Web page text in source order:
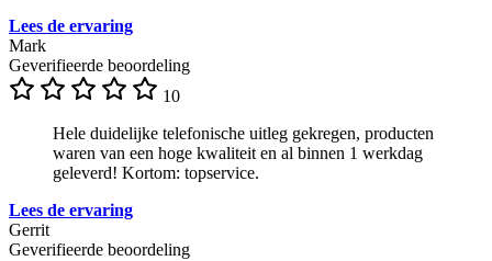
Lees de ervaring
Mark
Geverifieerde beoordeling
10
Hele duidelijke telefonische uitleg gekregen, producten
waren van een hoge kwaliteit en al binnen 1 werkdag
geleverd! Kortom: topservice.
Lees de ervaring
Gerrit
Geverifieerde beoordeling